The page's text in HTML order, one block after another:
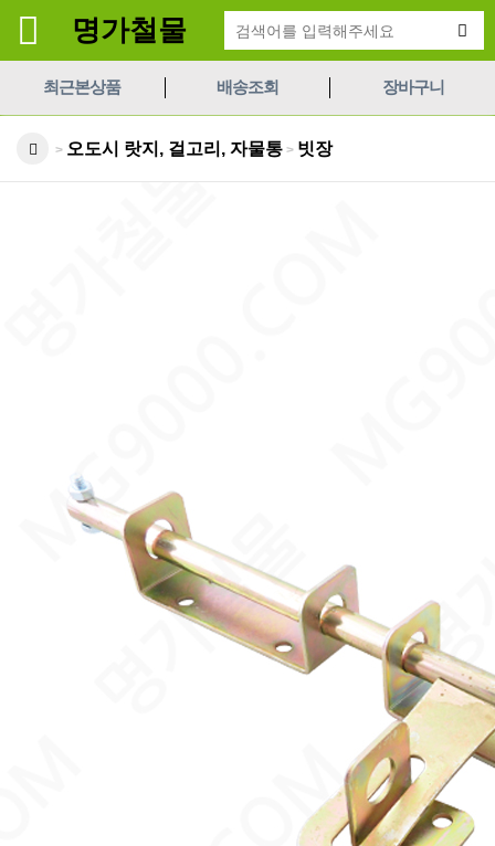
명가철물
최근본상품 배송조회 장바구니
> 오도시 랏지, 걸고리, 자물통 > 빗장